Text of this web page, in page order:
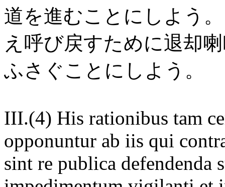
道を進むことにしよう
え呼び戻すために退却
ふさぐことにしよう。
III.(4) His rationibus tam
opponuntur ab iis qui
sint re publica defendenda